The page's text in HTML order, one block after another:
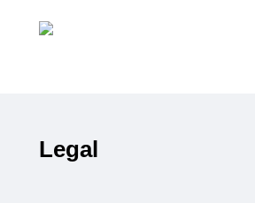
Legal